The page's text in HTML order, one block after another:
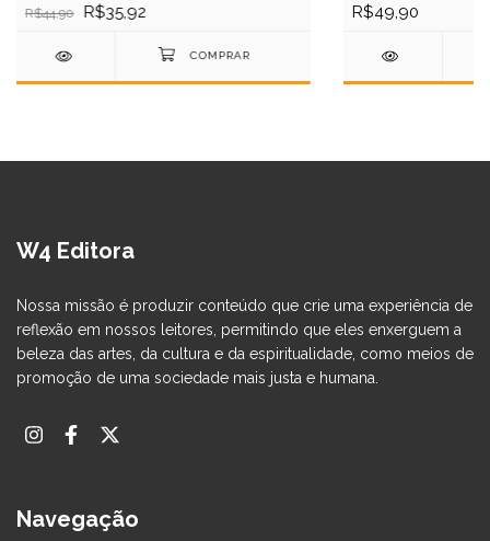
R$44,90 R$35,92 R$49,90
W4 Editora
Nossa missão é produzir conteúdo que crie uma experiência de
reflexão em nossos leitores, permitindo que eles enxerguem a
beleza das artes, da cultura e da espiritualidade, como meios de
promoção de uma sociedade mais justa e humana.
Navegação